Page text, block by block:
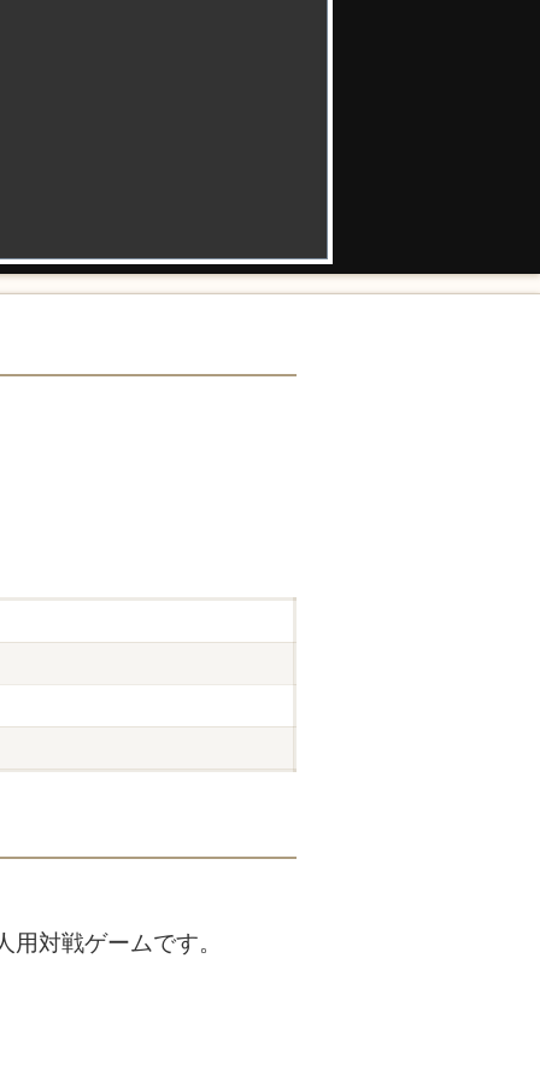
対戦ゲームです。